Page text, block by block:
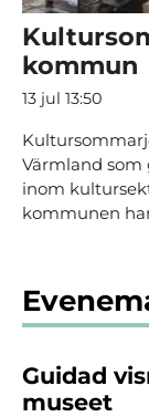
kommun
13 jul 13:50
Värmland som
inom
kommunen
Guidad
museet